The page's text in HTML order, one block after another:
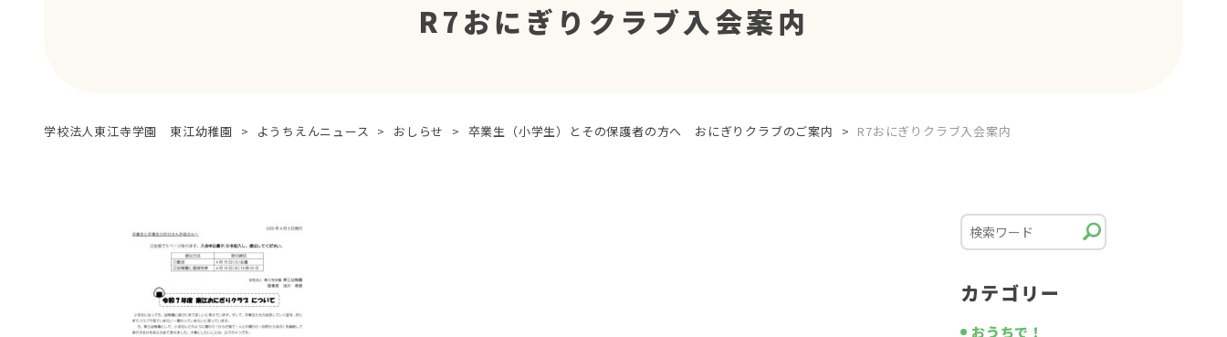
R7おにぎりクラブ入会案内
学校法人東江寺学園 東江幼稚園 > ようちえんニュース > おしらせ > 卒業生（小学生）とその保護者の方へ おにぎりクラブのご案内 > R7おにぎりクラブ入会案内
カテゴリー
おうちで！